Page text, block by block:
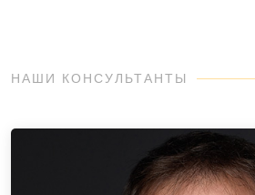
НАШИ КОНСУЛЬТАНТЫ